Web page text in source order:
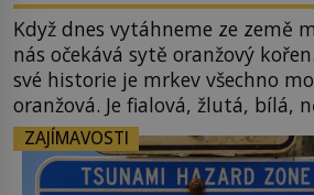
Když dnes vytáhneme ze země
nás očekává sytě oranžový
své historie je mrkev všechno
oranžová. Je fialová, žlutá, bílá,
téměř černá. Až díky stovkám
šlechtění se z ní stává zelenina,
zahradu ani nedokážeme
ZAJÍMAVOSTI